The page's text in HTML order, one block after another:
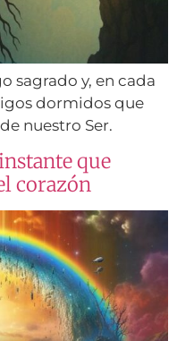
sagrado y, en cada
dormidos que
nuestro Ser.
que
corazón